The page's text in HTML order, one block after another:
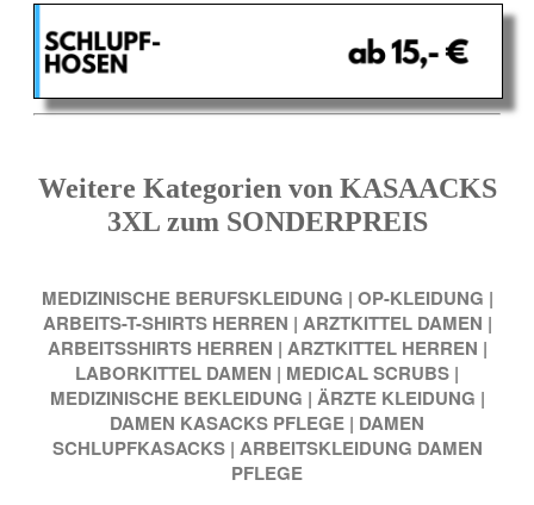
Weitere Kategorien von KASAACKS
3XL zum SONDERPREIS
MEDIZINISCHE BERUFSKLEIDUNG | OP-KLEIDUNG |
ARBEITS-T-SHIRTS HERREN | ARZTKITTEL DAMEN |
ARBEITSSHIRTS HERREN | ARZTKITTEL HERREN |
LABORKITTEL DAMEN | MEDICAL SCRUBS |
MEDIZINISCHE BEKLEIDUNG | ÄRZTE KLEIDUNG |
DAMEN KASACKS PFLEGE | DAMEN
SCHLUPFKASACKS | ARBEITSKLEIDUNG DAMEN
PFLEGE